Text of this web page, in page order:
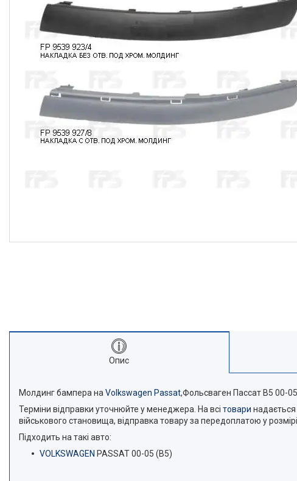
Опис
Молдинг бампера на Volkswagen Passat,Фольсваген Пассат B5 00-05
Терміни відправки уточнюйте у менеджера. На всі товари
військового становища, відправка товару за передоплатою у
Підходить на такі авто:
VOLKSWAGEN PASSAT 00-05 (B5)